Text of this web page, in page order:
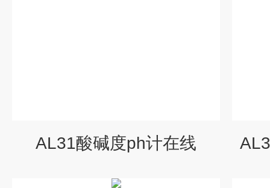
AL31酸碱度ph计在线